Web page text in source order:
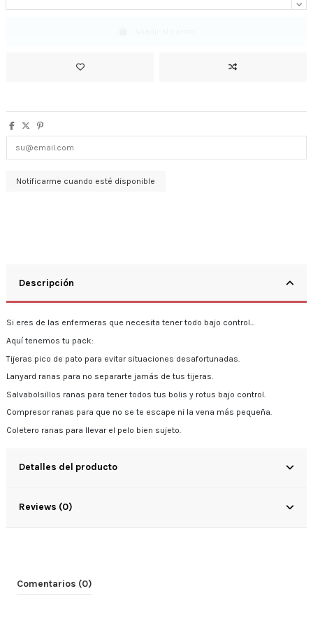
Descripción
Si eres de las enfermeras que necesita tener todo bajo control…
Aquí tenemos tu pack:
Tijeras pico de pato para evitar situaciones desafortunadas.
Lanyard ranas para no separarte jamás de tus tijeras.
Salvabolsillos ranas para tener todos tus bolis y rotus bajo control.
Compresor ranas para que no se te escape ni la vena más pequeña.
Coletero ranas para llevar el pelo bien sujeto.
Detalles del producto
Reviews (0)
Comentarios (0)